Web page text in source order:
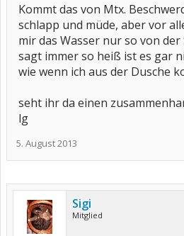
Kommt das von Mtx.
schlapp und müde, aber vor
mir das Wasser nur so von
sagt immer so heiß ist es gar
wie wenn ich aus der Dusche
seht ihr da einen
lg
5. August 2013
Sigi
Mitglied